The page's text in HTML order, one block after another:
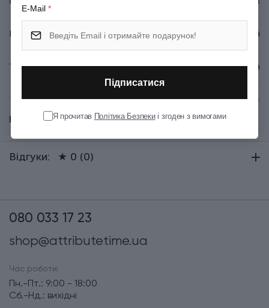
Колір Червоний
Тип випуску товару Серійний
Термін гарантії Довічна
Показати всі
Відгуки: ★ 0 (0)
080 033 17 23
shop@attributetime.ua
Час роботи:
Пн.-Пт.: 9:00 - 18:00
Сб.-Нд.: вихідні
E-Mail *
Підписатися
Я прочитав Політика Безпекиі згоден з вимогами